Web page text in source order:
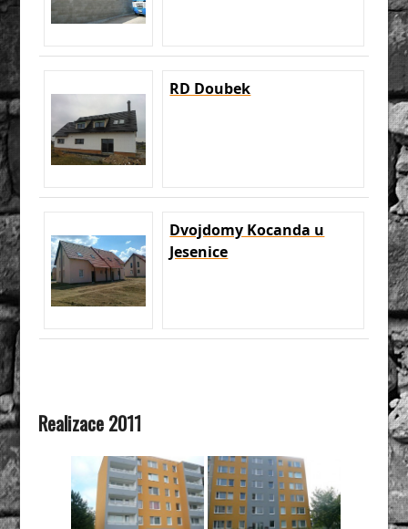
RD Doubek
Dvojdomy Kocanda u
Jesenice
Realizace 2011